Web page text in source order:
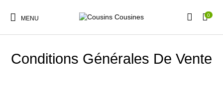
MENU 0
Conditions Générales De Vente